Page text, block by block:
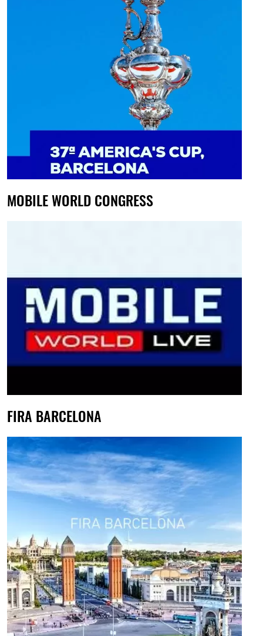
MOBILE WORLD CONGRESS
FIRA BARCELONA